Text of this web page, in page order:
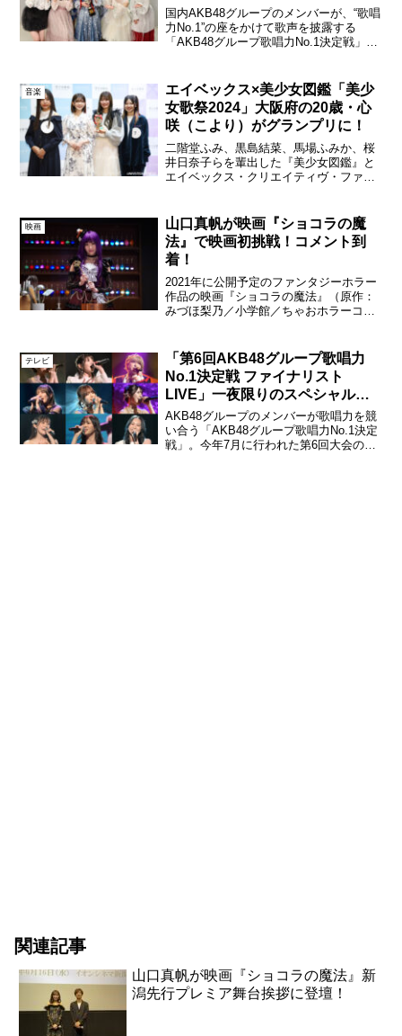
曲でオリジナル楽曲の制作が決
定！
国内AKB48グループのメンバーが、“歌唱
力No.1”の座をかけて歌声を披露する
「AKB48グループ歌唱力No.1決定戦」。
送TBSチャンネル1で生中継さ...
音楽
エイベックス×美少女図鑑「美少
女歌祭2024」大阪府の20歳・心
咲（こより）がグランプリに！
二階堂ふみ、黒島結菜、馬場ふみか、桜
井日奈子らを輩出した『美少女図鑑』と
エイベックス・クリエイティヴ・ファク
祭2024」を開催。12月7日（土）都内に
て最終審査・授賞式...
映画
山口真帆が映画『ショコラの魔
法』で映画初挑戦！コメント到
着！
2021年に公開予定のファンタジーホラー
作品の映画『ショコラの魔法』（原作：
みづほ梨乃／小学館／ちゃおホラーコミ
©2021 みづほ梨乃・小学館／映画「ショ
コラの魔法」製...
テレビ
「第6回AKB48グループ歌唱力
No.1決定戦 ファイナリスト
LIVE」一夜限りのスペシャルス
テージが開催決定！
AKB48グループのメンバーが歌唱力を競
い合う「AKB48グループ歌唱力No.1決定
戦」。今年7月に行われた第6回大会の決
関連記事
山口真帆が映画『ショコラの魔法』新
潟先行プレミア舞台挨拶に登壇！